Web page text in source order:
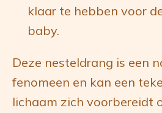
klaar te hebben voor
baby.
Deze nesteldrang is een
fenomeen en kan een
lichaam zich voorbereidt